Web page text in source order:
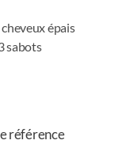
épais
sabots
référence